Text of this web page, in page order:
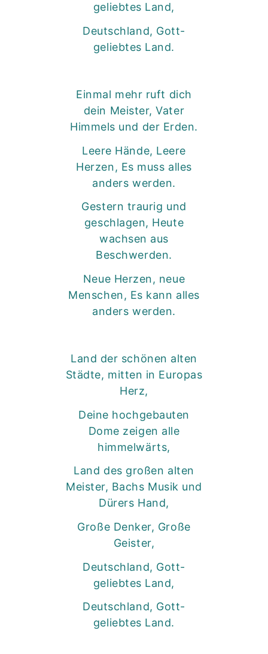
geliebtes Land,
Deutschland, Gott-
geliebtes Land.
Einmal mehr ruft dich
dein Meister, Vater
Himmels und der Erden.
Leere Hände, Leere
Herzen, Es muss alles
anders werden.
Gestern traurig und
geschlagen, Heute
wachsen aus
Beschwerden.
Neue Herzen, neue
Menschen, Es kann alles
anders werden.
Land der schönen alten
Städte, mitten in Europas
Herz,
Deine hochgebauten
Dome zeigen alle
himmelwärts,
Land des großen alten
Meister, Bachs Musik und
Dürers Hand,
Große Denker, Große
Geister,
Deutschland, Gott-
geliebtes Land,
Deutschland, Gott-
geliebtes Land.